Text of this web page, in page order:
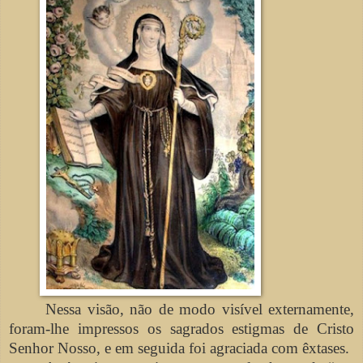
Nessa visão, não de modo visível externamente,
foram-lhe impressos os sagrados estigmas de Cristo
Senhor Nosso, e em seguida foi agraciada com êxtases.